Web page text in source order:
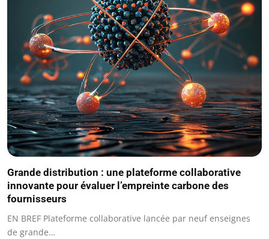
Grande distribution : une plateforme collaborative
innovante pour évaluer l’empreinte carbone des
fournisseurs
EN BREF Plateforme collaborative lancée par neuf enseignes
de grande…